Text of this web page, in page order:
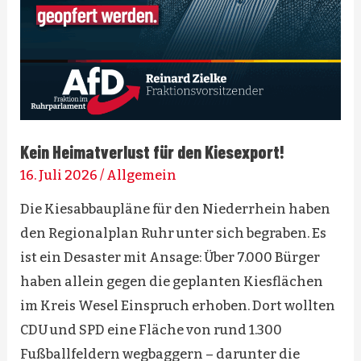
Kein Heimatverlust für den Kiesexport!
16. Juli 2026 / Allgemein
Die Kiesabbaupläne für den Niederrhein haben
den Regionalplan Ruhr unter sich begraben. Es
ist ein Desaster mit Ansage: Über 7.000 Bürger
haben allein gegen die geplanten Kiesflächen
im Kreis Wesel Einspruch erhoben. Dort wollten
CDU und SPD eine Fläche von rund 1.300
Fußballfeldern wegbaggern – darunter die